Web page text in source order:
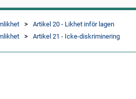
Artikel 20 - Likhet inför lagen
Artikel 21 - Icke-diskriminering